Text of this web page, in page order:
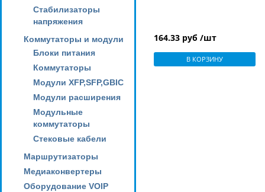
Стабилизаторы
напряжения
Коммутаторы и модули
Блоки питания
Коммутаторы
Модули XFP,SFP,GBIC
Модули расширения
Модульные
коммутаторы
Стековые кабели
Маршрутизаторы
Медиаконвертеры
Оборудование VOIP
164.33 руб /шт
В КОРЗИНУ